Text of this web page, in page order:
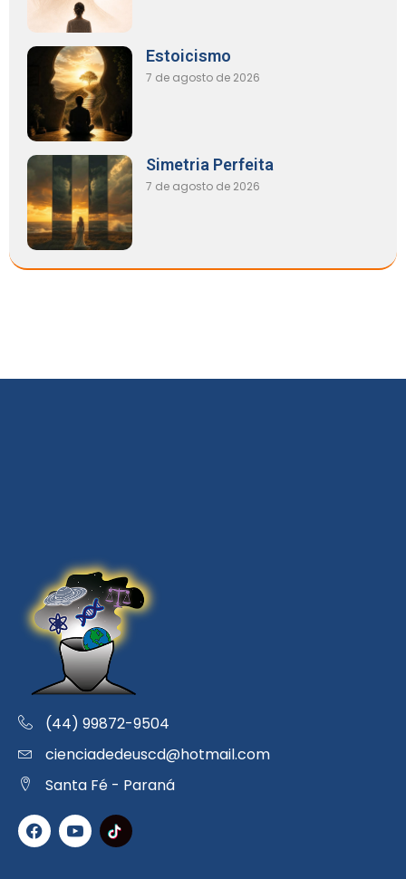
Estoicismo
7 de agosto de 2026
Simetria Perfeita
7 de agosto de 2026
(44) 99872-9504
cienciadedeuscd@hotmail.com
Santa Fé - Paraná